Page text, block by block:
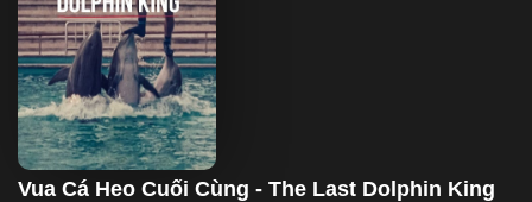
Vua Cá Heo Cuối Cùng - The Last Dolphin King